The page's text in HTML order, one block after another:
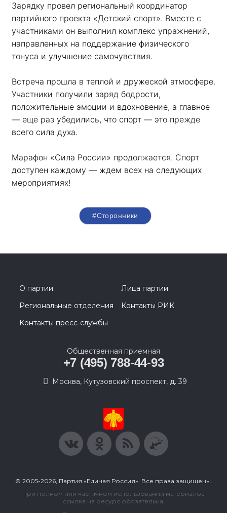
Зарядку провел региональный координатор
партийного проекта «Детский спорт». Вместе с
участниками он выполнил комплекс упражнений,
направленных на поддержание физического
тонуса и улучшение самочувствия.
Встреча прошла в теплой и дружеской атмосфере.
Участники получили заряд бодрости,
положительные эмоции и вдохновение, а главное
— еще раз убедились, что спорт — это прежде
всего сила духа.
Марафон «Сила России» продолжается. Спорт
доступен каждому — ждем всех на следующих
мероприятиях!
#Сторонники
О партии
Лица партии
Региональные отделения
Контакты РИК
Контакты пресс-службы
Общественная приемная
+7 (495) 788-44-93
Москва, Кутузовский проспект, д. 39
© 2005-2026, Партия «Единая Россия». Все права защищены.
При полном или частичном использовании материалов
ссылка на ресурс обязательна.